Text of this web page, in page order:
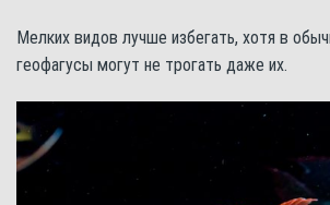
Мелких видов лучше избегать, хотя в
геофагусы могут не трогать даже их.